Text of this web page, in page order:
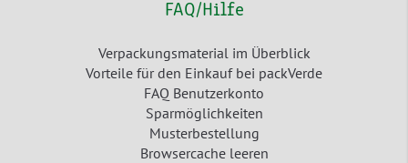
FAQ/Hilfe
Verpackungsmaterial im Überblick
Vorteile für den Einkauf bei packVerde
FAQ Benutzerkonto
Sparmöglichkeiten
Musterbestellung
Browsercache leeren